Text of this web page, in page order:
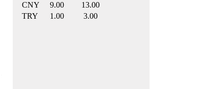
CNY
9.00
13.00
TRY
1.00 3.00